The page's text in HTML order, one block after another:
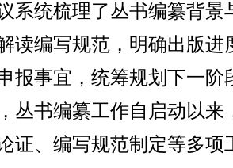
统梳理了丛书编纂背景
读编写规范，明确出版进
报事宜，统筹规划下一阶
丛书编纂工作自启动以来
证、编写规范制定等多项